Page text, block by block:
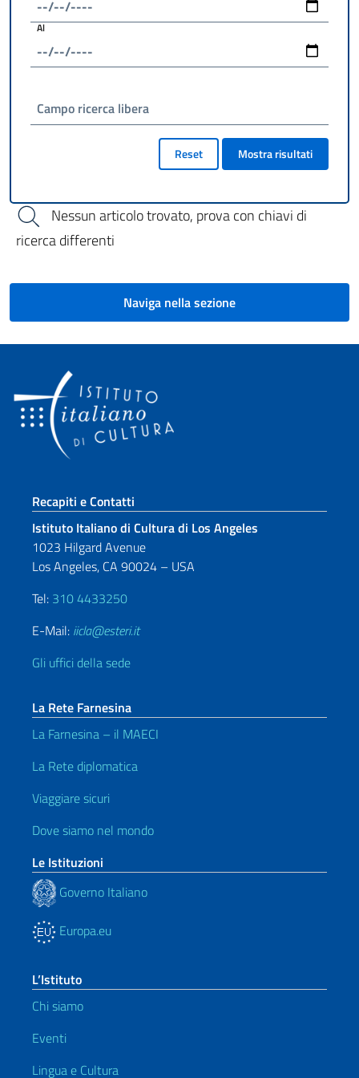
Al
Campo ricerca libera
Reset Mostra risultati
Nessun articolo trovato, prova con chiavi di
ricerca differenti
Naviga nella sezione
Sezione footer
Recapiti e Contatti
Istituto Italiano di Cultura di Los Angeles
1023 Hilgard Avenue
Los Angeles, CA 90024 – USA
Tel: 310 4433250
E-Mail: iicla@esteri.it
Gli uffici della sede
La Rete Farnesina
La Farnesina – il MAECI
La Rete diplomatica
Viaggiare sicuri
Dove siamo nel mondo
Le Istituzioni
Governo Italiano
Europa.eu
L’Istituto
Chi siamo
Eventi
Lingua e Cultura